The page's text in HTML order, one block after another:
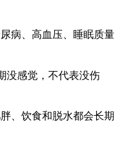
病、高血压、睡眠质量
没感觉，不代表没伤
、饮食和脱水都会长期